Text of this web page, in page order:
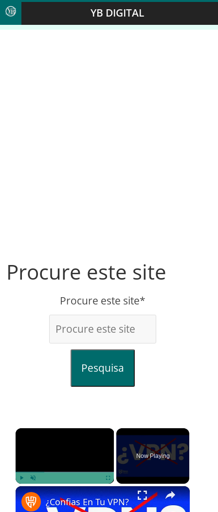
YB DIGITAL
Procure este site
Procure este site*
Pesquisa
×
Play Unmute Fullscreen
Now Playing
×
¿Confias En Tu VPN?